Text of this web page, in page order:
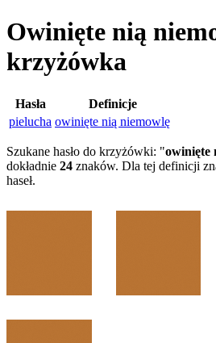
Owinięte nią
krzyżówka
Hasła
Definicje
pielucha owinięte nią niemowlę
Szukane hasło do krzyżówki: "owinięte
dokładnie 24 znaków. Dla tej definicji
haseł.